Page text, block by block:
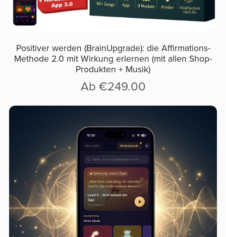
Positiver werden (BrainUpgrade): die Affirmations-
Methode 2.0 mit Wirkung erlernen (mit allen Shop-
Produkten + Musik)
Ab €249.00